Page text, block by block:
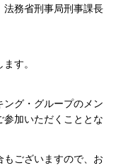
法務省刑事局刑事課長
す。
ング・グループのメン
加いただくこととな
もございますので、お